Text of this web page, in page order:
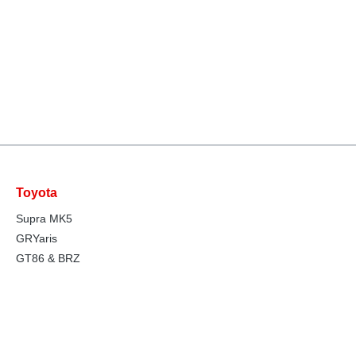
Toyota
Supra MK5
GRYaris
GT86 & BRZ